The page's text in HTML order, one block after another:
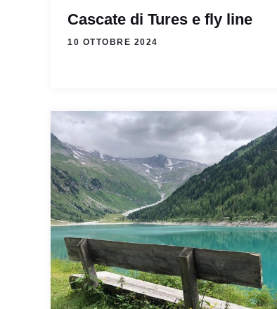
Cascate di Tures e fly line
10 OTTOBRE 2024